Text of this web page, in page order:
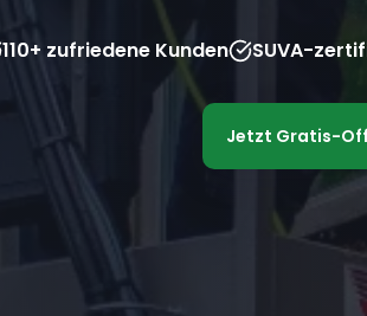
110+ zufriedene Kunden SUVA-
Jetzt Gratis-